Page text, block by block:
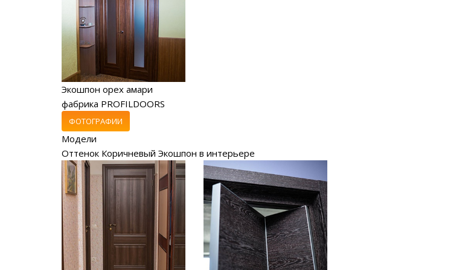
Экошпон орех амари
фабрика PROFILDOORS
ФОТОГРАФИИ
Модели
Оттенок Коричневый Экошпон в интерьере